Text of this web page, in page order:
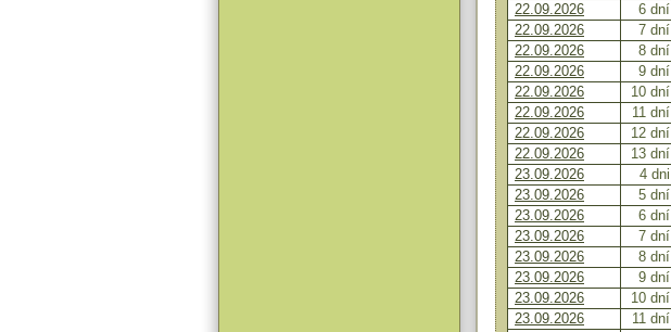
22.09.2026
6 dní
22.09.2026
7 dní
22.09.2026
8 dní
22.09.2026
9 dní
22.09.2026
10 dní
22.09.2026
11 dní
22.09.2026
12 dní
22.09.2026
13 dní
23.09.2026
4 dni
23.09.2026
5 dní
23.09.2026
6 dní
23.09.2026
7 dní
23.09.2026
8 dní
23.09.2026
9 dní
23.09.2026
10 dní
23.09.2026
11 dní